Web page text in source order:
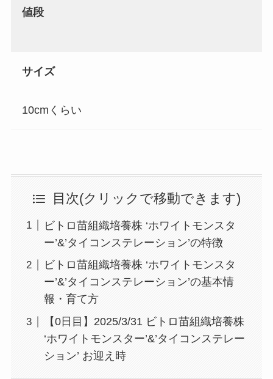
値段
サイズ
10cmくらい
目次(クリックで移動できます)
ビトロ苗組織培養株 ‘ホワイトモンスタ
ー’&’タイコンステレーション’の特徴
ビトロ苗組織培養株 ‘ホワイトモンスタ
ー’&’タイコンステレーション’の基本情
報・育て方
【0日目】2025/3/31 ビトロ苗組織培養株
‘ホワイトモンスター’&’タイコンステレー
ション’ お迎え時